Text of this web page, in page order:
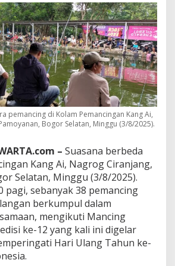
n
g
a
t
K
e
m
e
r
d
e
k
n
:
M
a
b
a
r
H
U
pemancing di Kolam Pemancingan Kang Ai,
Bogor Selatan, Minggu (3/8/2025).
– Suasana berbeda
Kang Ai, Nagrog Ciranjang,
Selatan, Minggu (3/8/2025).
pagi, sebanyak 38 pemancing
berkumpul dalam
mengikuti Mancing
ke-12 yang kali ini digelar
Hari Ulang Tahun ke-